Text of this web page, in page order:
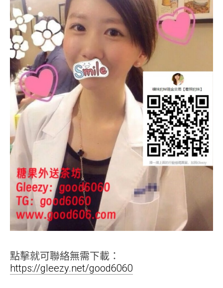
點擊就可聯絡無需下載：
https://gleezy.net/good6060